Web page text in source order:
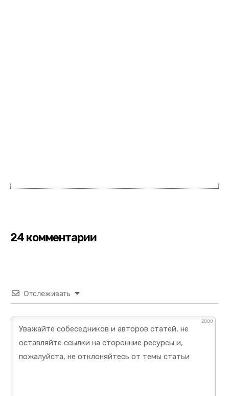
24 комментарии
Отслеживать
2000